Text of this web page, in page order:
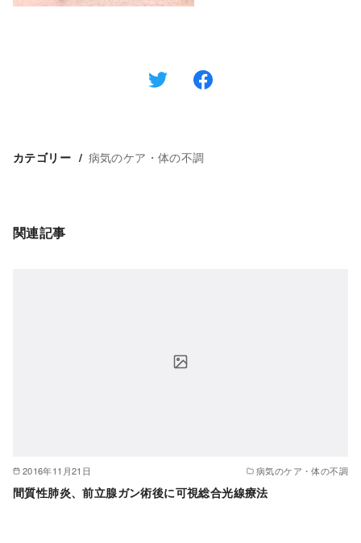
カテゴリー 病気のケア・体の不調
関連記事
2016年11月21日 病気のケア・体の不調
間質性肺炎、前立腺ガン術後に可視総合光線療法